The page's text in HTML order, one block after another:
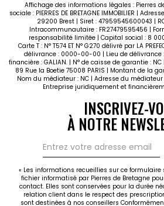
Affichage des informations légales : Pierres
sociale : PIERRES DE BRETAGNE IMMOBILIER |
29200 Brest | Siret : 47959545600043 |
Intracommunautaire : FR27479595456 |
responsabilité limitée | Capital social : 8 000
Carte T : N° T574 ET N° G270 délivré par LA
délivrance : 0000-00-00 | Lieu de délivrance
financière : GALIAN. | N° de caisse de garantie :
89 Rue la Boetie 75008 PARIS | Montant de la
Nom du médiateur : NC | Adresse du médiateur
Entreprise juridiquement et
INSCRIVEZ-
À NOTRE
« Les informations recueillies sur ce
fichier informatisé par Pierres de Bretagne
contact. Elles sont conservées pour la durée
relation client dans le respect des
sont destinées à nos conseillers